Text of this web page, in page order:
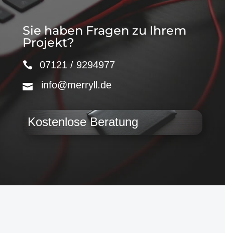
Sie haben Fragen zu Ihrem
Projekt?
07121 / 9294977
info@merryll.de
Kostenlose Beratung